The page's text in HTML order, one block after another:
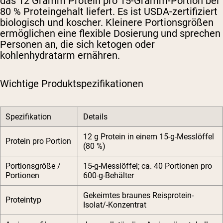
80 % Proteingehalt liefert. Es ist USDA-zertifiziert
biologisch und koscher. Kleinere Portionsgrößen
ermöglichen eine flexible Dosierung und sprechen
Personen an, die sich ketogen oder
kohlenhydratarm ernähren.
Wichtige Produktspezifikationen
Spezifikation Details
Protein pro Portion
12 g Protein in einem 15-g-Messlöffel
(80 %)
Portionsgröße /
Portionen
15-g-Messlöffel; ca. 40 Portionen pro
600-g-Behälter
Proteintyp
Gekeimtes braunes Reisprotein-
Isolat/-Konzentrat